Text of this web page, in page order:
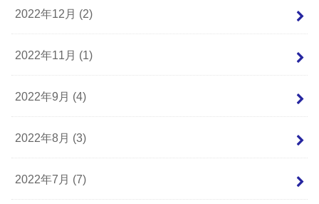
2022年12月 (2)
2022年11月 (1)
2022年9月 (4)
2022年8月 (3)
2022年7月 (7)